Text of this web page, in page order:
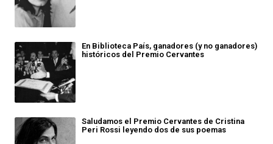
En Biblioteca País, ganadores (y no ganadores)
históricos del Premio Cervantes
Saludamos el Premio Cervantes de Cristina
Peri Rossi leyendo dos de sus poemas